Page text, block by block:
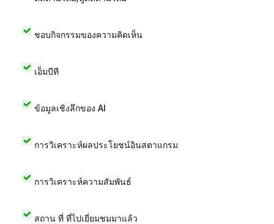
ชอบกิจกรรมของความคิดเห็น
เอ็มบีที
ข้อมูลเชิงลึกของ AI
การวิเคราะห์ผลประโยชน์อินสตาแกรม
การวิเคราะห์ความสัมพันธ์
สถาน ที่ ที่ไปเยี่ยมชมมาแล้ว